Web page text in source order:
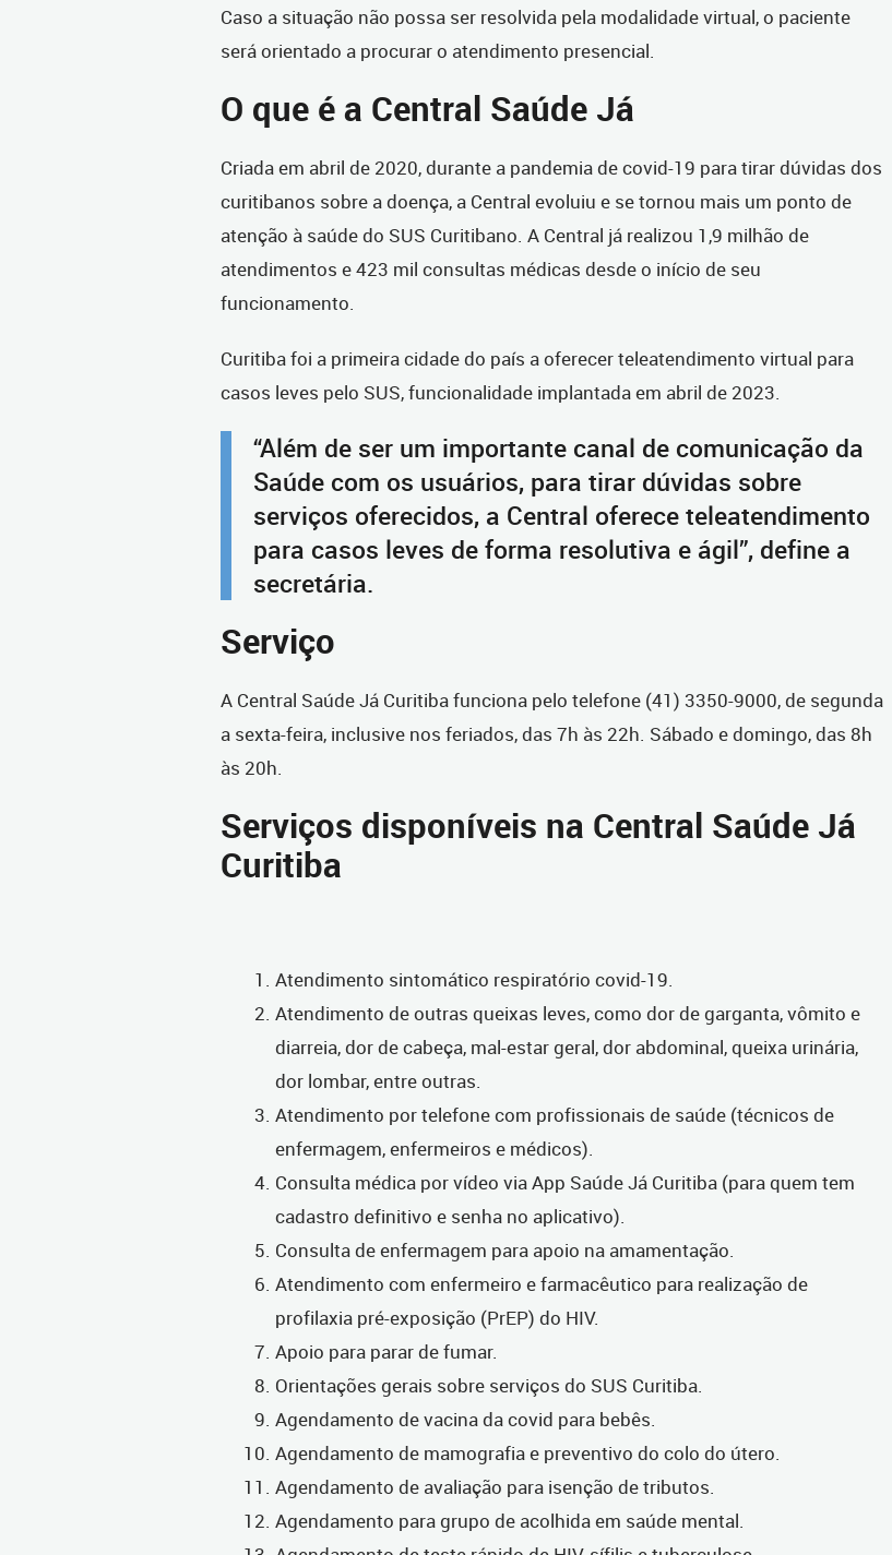
Caso a situação não possa ser resolvida pela modalidade virtual, o paciente
será orientado a procurar o atendimento presencial.
O que é a Central Saúde Já
Criada em abril de 2020, durante a pandemia de covid-19 para tirar dúvidas dos
curitibanos sobre a doença, a Central evoluiu e se tornou mais um ponto de
atenção à saúde do SUS Curitibano. A Central já realizou 1,9 milhão de
atendimentos e 423 mil consultas médicas desde o início de seu
funcionamento.
Curitiba foi a primeira cidade do país a oferecer teleatendimento virtual para
casos leves pelo SUS, funcionalidade implantada em abril de 2023.
“Além de ser um importante canal de comunicação da
Saúde com os usuários, para tirar dúvidas sobre
serviços oferecidos, a Central oferece teleatendimento
para casos leves de forma resolutiva e ágil”, define a
secretária.
Serviço
A Central Saúde Já Curitiba funciona pelo telefone (41) 3350-9000, de segunda
a sexta-feira, inclusive nos feriados, das 7h às 22h. Sábado e domingo, das 8h
às 20h.
Serviços disponíveis na Central Saúde Já
Curitiba
Atendimento sintomático respiratório covid-19.
Atendimento de outras queixas leves, como dor de garganta, vômito e
diarreia, dor de cabeça, mal-estar geral, dor abdominal, queixa urinária,
dor lombar, entre outras.
Atendimento por telefone com profissionais de saúde (técnicos de
enfermagem, enfermeiros e médicos).
Consulta médica por vídeo via App Saúde Já Curitiba (para quem tem
cadastro definitivo e senha no aplicativo).
Consulta de enfermagem para apoio na amamentação.
Atendimento com enfermeiro e farmacêutico para realização de
profilaxia pré-exposição (PrEP) do HIV.
Apoio para parar de fumar.
Orientações gerais sobre serviços do SUS Curitiba.
Agendamento de vacina da covid para bebês.
Agendamento de mamografia e preventivo do colo do útero.
Agendamento de avaliação para isenção de tributos.
Agendamento para grupo de acolhida em saúde mental.